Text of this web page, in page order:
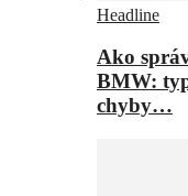
Headline
Ako
BMW:
chyby…